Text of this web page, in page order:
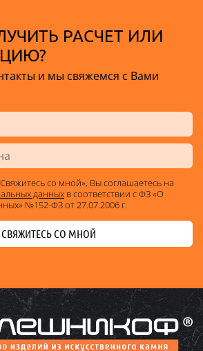
РАСЧЕТ ИЛИ
и мы свяжемся с Вами
со мной», Вы соглашаетесь на
данных в соответствии с ФЗ «О
№152-ФЗ от 27.07.2006 г.
СВЯЖИТЕСЬ СО МНОЙ